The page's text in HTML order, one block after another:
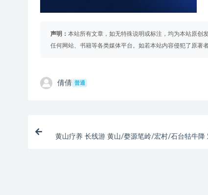
声明： 本站所有文章，如无特殊说明或标注，均为本站原创
任何网站、书籍等各类媒体平台。如若本站内容侵犯了原著
倩倩 普通
黄山疗养 长线游 黄山/婺源笔岭/宏村/石台牯牛降